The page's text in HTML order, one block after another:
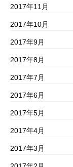
2017年11月
2017年10月
2017年9月
2017年8月
2017年7月
2017年6月
2017年5月
2017年4月
2017年3月